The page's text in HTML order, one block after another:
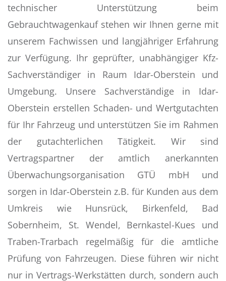
technischer Unterstützung beim
Gebrauchtwagenkauf stehen wir Ihnen gerne mit
unserem Fachwissen und langjähriger Erfahrung
zur Verfügung. Ihr geprüfter, unabhängiger Kfz-
Sachverständiger in Raum Idar-Oberstein und
Umgebung. Unsere Sachverständige in Idar-
Oberstein erstellen Schaden- und Wertgutachten
für Ihr Fahrzeug und unterstützen Sie im Rahmen
der gutachterlichen Tätigkeit. Wir sind
Vertragspartner der amtlich anerkannten
Überwachungsorganisation GTÜ mbH und
sorgen in Idar-Oberstein z.B. für Kunden aus dem
Umkreis wie Hunsrück, Birkenfeld, Bad
Sobernheim, St. Wendel, Bernkastel-Kues und
Traben-Trarbach regelmäßig für die amtliche
Prüfung von Fahrzeugen. Diese führen wir nicht
nur in Vertrags-Werkstätten durch, sondern auch